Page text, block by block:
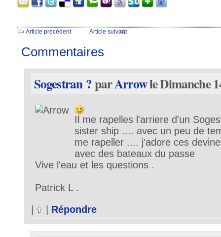
Article précédent Article suivant
Commentaires
Sogestran ?parArrowle Dimanche
Il me rapelles l'arriere d'un
sister ship .... avec un peu de
me rapeller .... j'adore ces
avec des bateaux du passe
Vive l'eau et les questions .
Patrick L .
Répondre